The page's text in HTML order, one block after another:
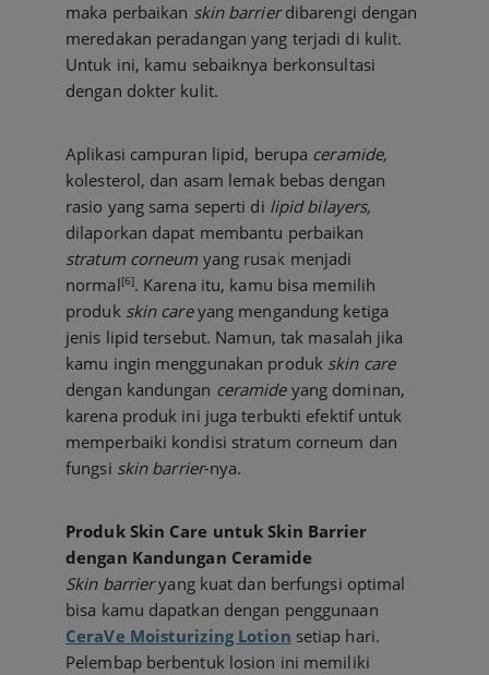
maka perbaikan skin barrierdibarengi dengan
meredakan peradangan yang terjadi di kulit.
Untuk ini, kamu sebaiknya berkonsultasi
dengan dokter kulit.
Aplikasi campuran lipid, berupa ceramide,
kolesterol, dan asam lemak bebas dengan
rasio yang sama seperti di lipid bilayers,
dilaporkan dapat membantu perbaikan
stratum corneum yang rusak menjadi
normal[6]. Karena itu, kamu bisa memilih
produk skin careyang mengandung ketiga
jenis lipid tersebut. Namun, tak masalah jika
kamu ingin menggunakan produk skin care
dengan kandungan ceramideyang dominan,
karena produk ini juga terbukti efektif untuk
memperbaiki kondisi stratum corneum dan
fungsi skin barrier-nya.
Produk Skin Care untuk Skin Barrier
dengan Kandungan Ceramide
Skin barrieryang kuat dan berfungsi optimal
bisa kamu dapatkan dengan penggunaan
CeraVe Moisturizing Lotion setiap hari.
Pelembap berbentuk losion ini memiliki